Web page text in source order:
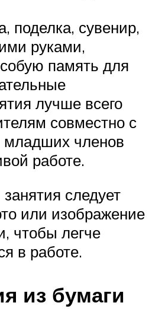
поделка, сувенир,
руками,
память для
лучше всего
совместно с
младших членов
работе.
следует
или изображение
чтобы легче
в работе.
из бумаги